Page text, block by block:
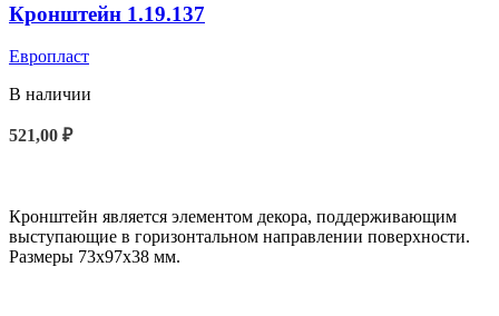
Кронштейн 1.19.137
Европласт
В наличии
521,00 ₽
Кронштейн является элементом декора, поддерживающим
выступающие в горизонтальном направлении поверхности.
Размеры 73x97x38 мм.